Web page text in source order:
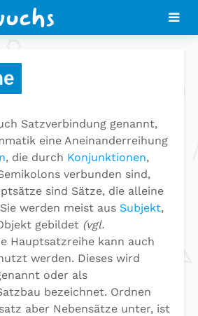
Satzverbindung genannt,
eine Aneinanderreihung
, die durch Konjunktionen,
verbunden sind,
sind Sätze, die alleine
werden meist aus Subjekt,
gebildet (vgl.
Hauptsatzreihe kann auch
werden. Dieses wird
oder als
bezeichnet. Ordnen
aber Nebensätze unter, ist